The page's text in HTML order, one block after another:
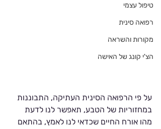
טיפול עצמי
רפואה סינית
מקורות והשראה
הצ'י קונג של האישה
על פי הרפואה הסינית העתיקה, התבוננות
במחזוריות של הטבע, תאפשר לנו לדעת
מהו אורח החיים שכדאי לנו לאמץ, בהתאם